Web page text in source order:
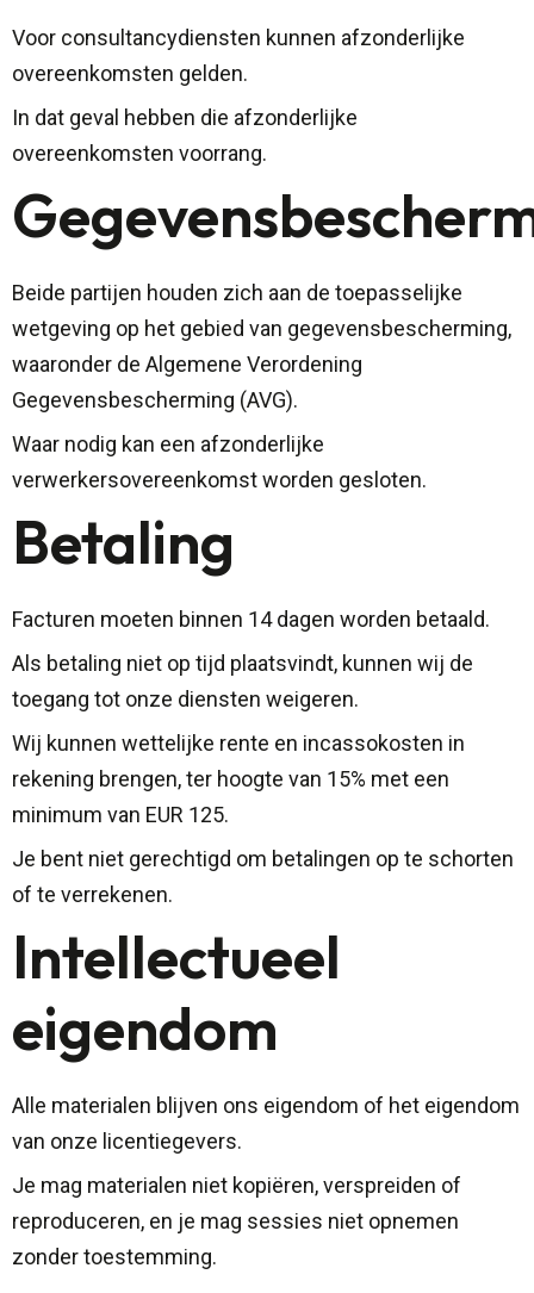
Voor consultancydiensten kunnen afzonderlijke
overeenkomsten gelden.
In dat geval hebben die afzonderlijke
overeenkomsten voorrang.
Beide partijen houden zich aan de toepasselijke
wetgeving op het gebied van gegevensbescherming,
waaronder de Algemene Verordening
Gegevensbescherming (AVG).
Waar nodig kan een afzonderlijke
verwerkersovereenkomst worden gesloten.
Betaling
Facturen moeten binnen 14 dagen worden betaald.
Als betaling niet op tijd plaatsvindt, kunnen wij de
toegang tot onze diensten weigeren.
Wij kunnen wettelijke rente en incassokosten in
rekening brengen, ter hoogte van 15% met een
minimum van EUR 125.
Je bent niet gerechtigd om betalingen op te schorten
of te verrekenen.
Intellectueel
eigendom
Alle materialen blijven ons eigendom of het eigendom
van onze licentiegevers.
Je mag materialen niet kopiëren, verspreiden of
reproduceren, en je mag sessies niet opnemen
zonder toestemming.